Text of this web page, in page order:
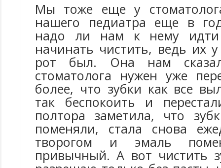
Мы тоже еще у
нашего педиатра еще в
надо ли нам к нему идти
начинать чистить, ведь их
рот был. Она нам
стоматолога нужен уже
более, что зубки как все
так беспокоить и
полтора заметила, что
поменяли, стала снова
творогом и эмаль
привычный. А вот чистить